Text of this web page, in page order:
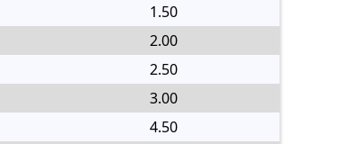
1.50
2.00
2.50
3.00
4.50